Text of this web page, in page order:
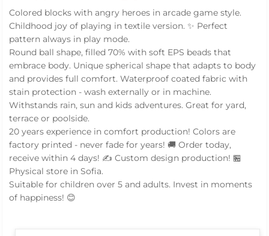
Colored blocks with angry heroes in arcade game style.
Childhood joy of playing in textile version. ✨ Perfect
pattern always in play mode.
Round ball shape, filled 70% with soft EPS beads that
embrace body. Unique spherical shape that adapts to body
and provides full comfort. Waterproof coated fabric with
stain protection - wash externally or in machine.
Withstands rain, sun and kids adventures. Great for yard,
terrace or poolside.
20 years experience in comfort production! Colors are
factory printed - never fade for years! 🚚 Order today,
receive within 4 days! ✍️ Custom design production! 🏪
Physical store in Sofia.
Suitable for children over 5 and adults. Invest in moments
of happiness! 😊